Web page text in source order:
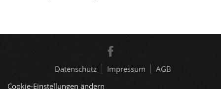
Datenschutz Impressum
AGB
Cookie-Einstellungen ändern